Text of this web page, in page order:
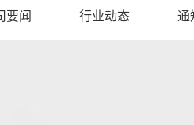
要闻 行业动态 通